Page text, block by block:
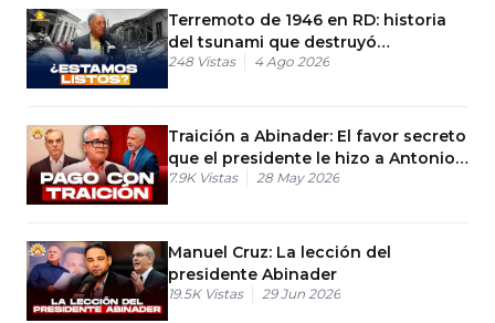
Terremoto de 1946 en RD: historia
del tsunami que destruyó
Matancitas
248 Vistas 4 Ago 2026
Traición a Abinader: El favor secreto
que el presidente le hizo a Antonio
Taveras
7.9K Vistas 28 May 2026
Manuel Cruz: La lección del
presidente Abinader
19.5K Vistas 29 Jun 2026